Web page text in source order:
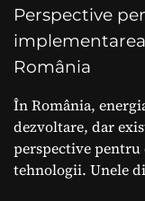
Perspective
România
În România,
dezvoltare, dar
perspective pentru
tehnologii. Unele